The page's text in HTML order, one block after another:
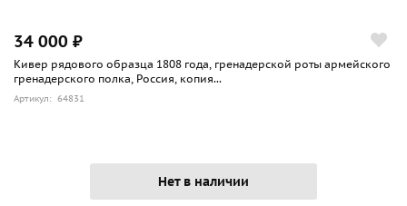
34 000 ₽
Кивер рядового образца 1808 года, гренадерской роты армейского
гренадерского полка, Россия, копия...
Артикул: 64831
Нет в наличии